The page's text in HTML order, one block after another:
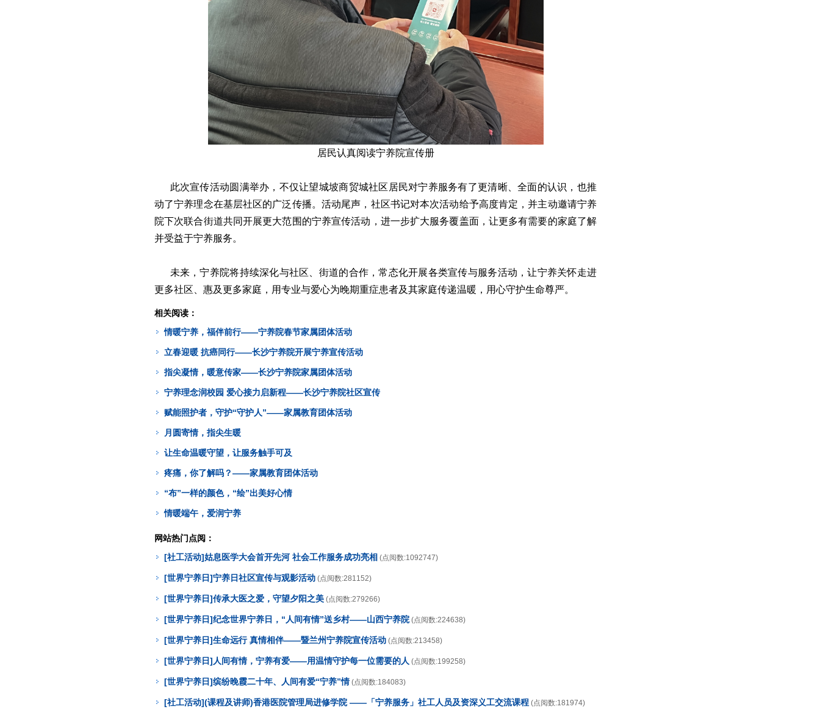
居民认真阅读宁养院宣传册
此次宣传活动圆满举办，不仅让望城坡商贸城社区居民对宁养服务有了更清晰、全面的认识，也推
动了宁养理念在基层社区的广泛传播。活动尾声，社区书记对本次活动给予高度肯定，并主动邀请宁养
院下次联合街道共同开展更大范围的宁养宣传活动，进一步扩大服务覆盖面，让更多有需要的家庭了解
并受益于宁养服务。
未来，宁养院将持续深化与社区、街道的合作，常态化开展各类宣传与服务活动，让宁养关怀走进
更多社区、惠及更多家庭，用专业与爱心为晚期重症患者及其家庭传递温暖，用心守护生命尊严。
相关阅读：
情暖宁养，福伴前行——宁养院春节家属团体活动
立春迎暖 抗癌同行——长沙宁养院开展宁养宣传活动
指尖凝情，暖意传家——长沙宁养院家属团体活动
宁养理念润校园 爱心接力启新程——长沙宁养院社区宣传
赋能照护者，守护“守护人”——家属教育团体活动
月圆寄情，指尖生暖
让生命温暖守望，让服务触手可及
疼痛，你了解吗？——家属教育团体活动
“布”一样的颜色，“绘”出美好心情
情暖端午，爱润宁养
网站热门点阅：
[社工活动]姑息医学大会首开先河 社会工作服务成功亮相 (点阅数:1092747)
[世界宁养日]宁养日社区宣传与观影活动 (点阅数:281152)
[世界宁养日]传承大医之爱，守望夕阳之美 (点阅数:279266)
[世界宁养日]纪念世界宁养日，“人间有情”送乡村——山西宁养院 (点阅数:224638)
[世界宁养日]生命远行 真情相伴——暨兰州宁养院宣传活动 (点阅数:213458)
[世界宁养日]人间有情，宁养有爱——用温情守护每一位需要的人 (点阅数:199258)
[世界宁养日]缤纷晚霞二十年、人间有爱“宁养”情 (点阅数:184083)
[社工活动](课程及讲师)香港医院管理局进修学院 ——「宁养服务」社工人员及资深义工交流课程 (点阅数:181974)